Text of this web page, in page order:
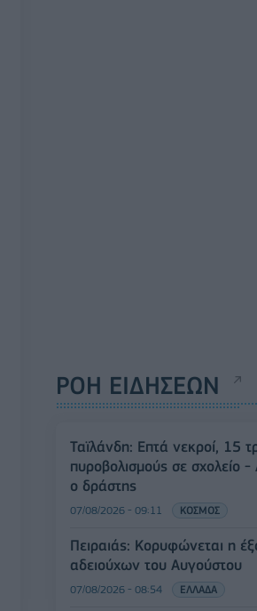
ΡΟΗ ΕΙΔΗΣΕΩΝ
Ταϊλάνδη: Επτά νεκροί, 15
πυροβολισμούς σε σχολείο -
ο δράστης
07/08/2026 - 09:11 ΚΟΣΜΟΣ
Πειραιάς: Κορυφώνεται η
αδειούχων του Αυγούστου
07/08/2026 - 08:54 ΕΛΛΑΔΑ